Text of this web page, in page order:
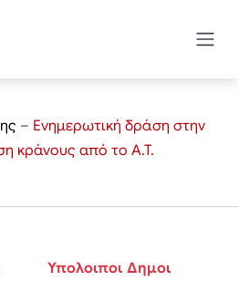
– Ενημερωτική δράση στην
κράνους από το Α.Τ.
Υπολοιποι Δημοι